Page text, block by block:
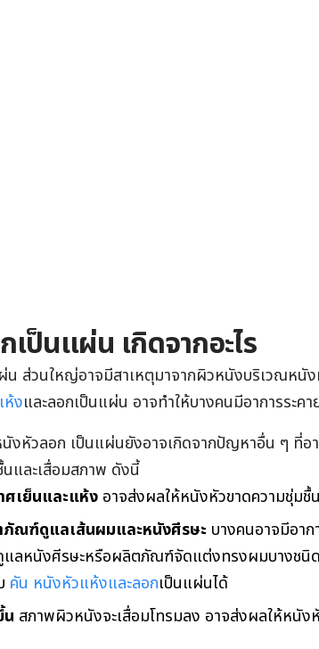
ป็นแผ่น เกิดจากอะไร
น ส่วนใหญ่อาจมีสาเหตุมาจากผิวหนังบริเวณหนั
งและลอกเป็นแผ่น อาจทำให้บางคนมีอาการระค
งหัวลอก เป็นแผ่นยังอาจเกิดจากปัญหาอื่น ๆ ที่อ
และเสื่อมสภาพ ดังนี้
ศเย็นและแห้ง อาจส่งผลให้หนังหัวขาดความชุ่ม
ภัณฑ์ดูแลเส้นผมและหนังศีรษะ บางคนอาจมีอาก
ลหนังศีรษะหรือผลิตภัณฑ์จัดแต่งทรงผมบางชนิด
คัน หนังหัวแห้งและลอกเป็นแผ่นได้
น สภาพผิวหนังจะเสื่อมโทรมลง อาจส่งผลให้หนั